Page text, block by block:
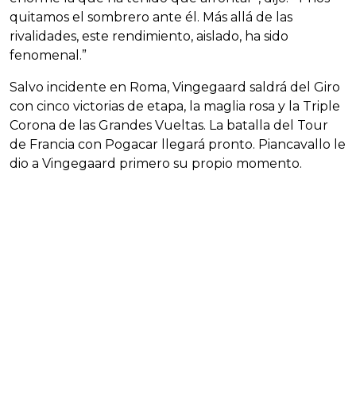
quitamos el sombrero ante él. Más allá de las
rivalidades, este rendimiento, aislado, ha sido
fenomenal.”
Salvo incidente en Roma, Vingegaard saldrá del Giro
con cinco victorias de etapa, la maglia rosa y la Triple
Corona de las Grandes Vueltas. La batalla del Tour
de Francia con Pogacar llegará pronto. Piancavallo le
dio a Vingegaard primero su propio momento.